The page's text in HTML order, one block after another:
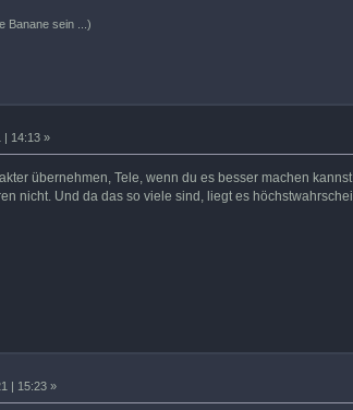
Banane sein ...)
| 14:13 »
übernehmen, Tele, wenn du es besser machen
nicht. Und da das so viele sind, liegt es
| 15:23 »